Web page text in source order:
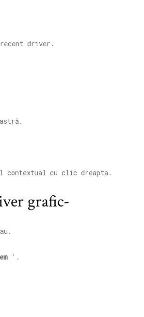
driver.
contextual cu clic dreapta.
grafic-
'.